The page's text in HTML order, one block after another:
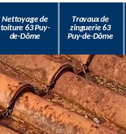
Nettoyage de
toiture 63 Puy-
de-Dôme
Travaux de
zinguerie 63
Puy-de-Dôme